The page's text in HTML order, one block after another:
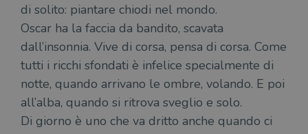
di solito: piantare chiodi nel mondo.
Oscar ha la faccia da bandito, scavata
dall’insonnia. Vive di corsa, pensa di corsa. Come
tutti i ricchi sfondati è infelice specialmente di
notte, quando arrivano le ombre, volando. E poi
all’alba, quando si ritrova sveglio e solo.
Di giorno è uno che va dritto anche quando ci